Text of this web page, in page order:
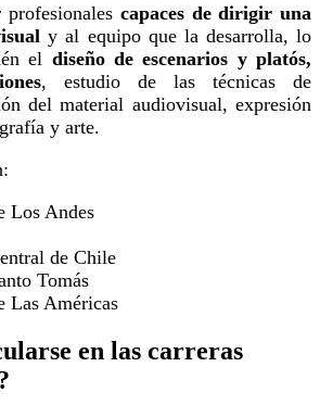
capaces de dirigir una
y al equipo que la desarrolla, lo
el diseño de escenarios y platós,
, estudio de las técnicas de
del material audiovisual, expresión
y arte.
Los Andes
de Chile
Tomás
Las Américas
en las carreras